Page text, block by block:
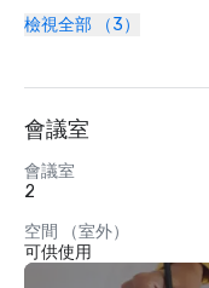
檢視全部 （3）
會議室
會議室
2
空間 （室外）
可供使用